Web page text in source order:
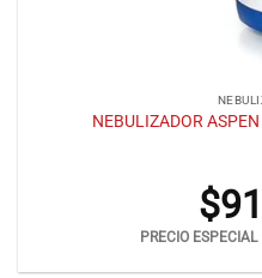
NEBULIZADOR
$
PRECIO